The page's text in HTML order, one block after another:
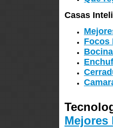
Casas
Focos
Mejores